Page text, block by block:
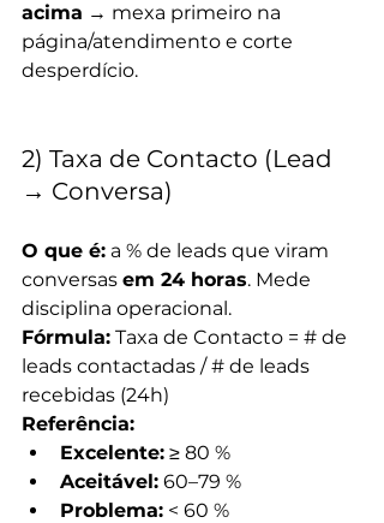
acima → mexa primeiro na
página/atendimento e corte
desperdício.
2) Taxa de Contacto (Lead
→ Conversa)
O que é: a % de leads que viram
conversas em 24 horas. Mede
disciplina operacional.
Fórmula: Taxa de Contacto = # de
leads contactadas / # de leads
recebidas (24h)
Referência:
Excelente: ≥ 80 %
Aceitável: 60–79 %
Problema: < 60 %